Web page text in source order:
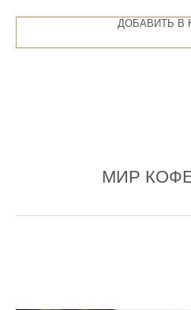
ДОБАВИТЬ В
МИР